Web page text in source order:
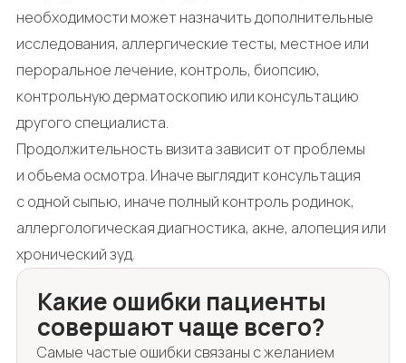
необходимости может назначить дополнительные
исследования, аллергические тесты, местное или
пероральное лечение, контроль, биопсию,
контрольную дерматоскопию или консультацию
другого специалиста.
Продолжительность визита зависит от проблемы
и объема осмотра. Иначе выглядит консультация
с одной сыпью, иначе полный контроль родинок,
аллергологическая диагностика, акне, алопеция или
хронический зуд.
Какие ошибки пациенты
совершают чаще всего?
Самые частые ошибки связаны с желанием